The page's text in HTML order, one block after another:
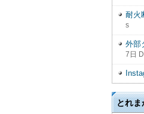
耐火
s
外部
7日
とれま